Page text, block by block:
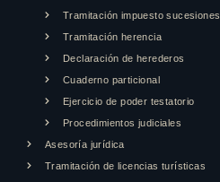
Tramitación impuesto sucesiones
Tramitación herencia
Declaración de herederos
Cuaderno particional
Ejercicio de poder testatorio
Procedimientos judiciales
Asesoría jurídica
Tramitación de licencias turísticas